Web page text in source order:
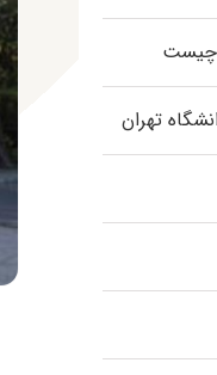
چیست
تهران